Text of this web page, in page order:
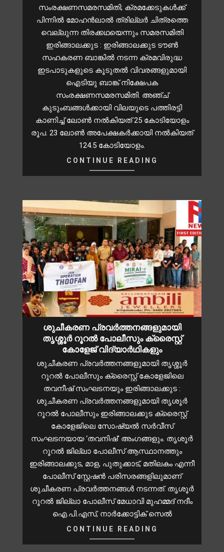
സംരക്ഷണസമരസമിതി; ക്രമക്കേടുകൾക്ക്
പിന്നിൽ മോഹൻലാൽ ത്രില്ലർ ചിത്രത്തെ
വെല്ലുന്ന തിരക്കഥയെന്നും സമരസമിതി
ഇരിങ്ങാലക്കുട : ഇരിങ്ങാലക്കുട ടൗൺ
സഹകരണ ബാങ്കിൽ നടന്ന ക്രമവിരുദ്ധ
ഇടപാടുകളുടെ കൂടുതൽ വിവരങ്ങളുമായി
ഐടിയു ബാങ്ക് നിക്ഷേപക
സംരക്ഷണസമരസമിതി. അഞ്ച്
കുടുംബങ്ങൾക്കായി വിലയുടെ പത്തിരട്ടി
കാണിച്ച് ലോൺ നൽകിയത് 25 കോടിയോളം
രൂപ. 23 ലോൺ അപേക്ഷകർക്കായി നൽകിയത്
124.5 കോടിയോളം.
CONTINUE READING
ശുചീകരണ പ്രവർത്തനങ്ങളുമായി
തൃശ്ശൂർ റൂറൽ പോലീസും ക്രൈസ്റ്റ്
കോളേജ് വിദ്യാർഥികളും
ശുചീകരണ പ്രവർത്തനങ്ങളുമായി തൃശ്ശൂർ
റൂറൽ പോലീസും ക്രൈസ്റ്റ് കോളേജിലെ
തവനീഷ് സംഘടനയും ഇരിങ്ങാലക്കുട :
ശുചീകരണ പ്രവർത്തനങ്ങളുമായി തൃശൂർ
റൂറൽ പോലീസും ഇരിങ്ങാലക്കുട ക്രൈസ്റ്റ്
കോളേജിലെ സോഷ്യൽ സർവീസ്
സംഘടനയായ ‘തവനിഷ്’ അംഗങ്ങളും. തൃശൂർ
റൂറൽ ജില്ലാ പോലീസ് ആസ്ഥാനത്തും
ഇരിങ്ങാലക്കുട, മാള, പുതുക്കാട്, മതിലകം എന്നീ
പോലീസ് സ്റ്റേഷൻ പരിസരങ്ങളിലുമാണ്
ശുചീകരണ പ്രവർത്തനങ്ങൾ നടന്നത്. തൃശൂർ
റൂറൽ ജില്ലാ പോലീസ് മേധാവി മുഹമ്മദ് നദീം
ഐ.പി.എസ്, നാർക്കോട്ടിക് സെൽ
CONTINUE READING